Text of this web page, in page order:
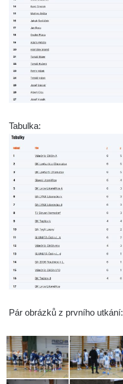
Tabulka:
Pár obrázků z prvního utkání: